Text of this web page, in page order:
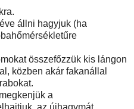
állni hagyjuk (ha
összefőzzük kis lángon
közben akár fakanállal
a